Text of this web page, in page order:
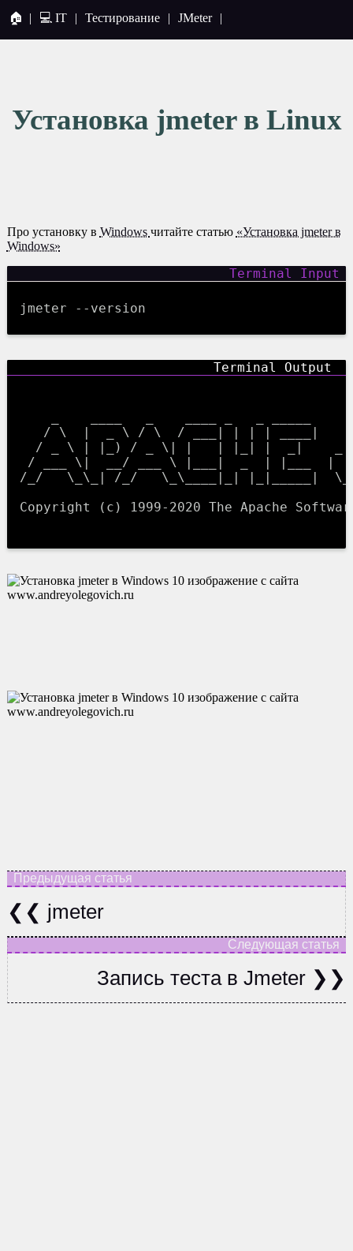
🏠 | 💻 IT | Тестирование | JMeter |
Установка jmeter в Linux
Про установку в Windows читайте статью «Установка jmeter в
Windows»
jmeter --version
/ \  |  _ \ / \  / ___| | | | ____|
/ _ \ | |_) / _ \| |   | |_| |  _|    _
/ ___ \|  __/ ___ \ |___|  _  | |___
/_/   \_\_| /_/   \_\____|_| |_|_____|
Copyright (c) 1999-2020 The Apache
jmeter
Запись теста в Jmeter